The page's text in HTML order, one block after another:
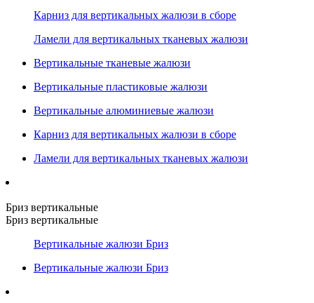
Карниз для вертикальных жалюзи в сборе
Ламели для вертикальных тканевых жалюзи
Вертикальные тканевые жалюзи
Вертикальные пластиковые жалюзи
Вертикальные алюминиевые жалюзи
Карниз для вертикальных жалюзи в сборе
Ламели для вертикальных тканевых жалюзи
Бриз вертикальные
Бриз вертикальные
Вертикальные жалюзи Бриз
Вертикальные жалюзи Бриз